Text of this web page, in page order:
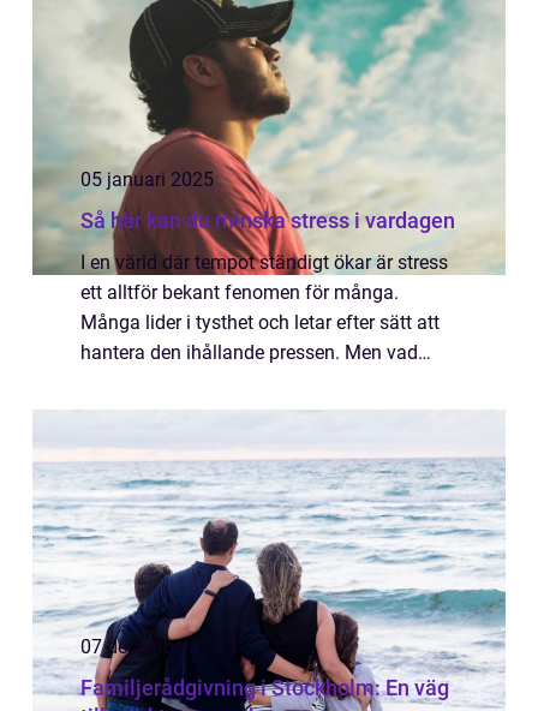
05 januari 2025
Så här kan du minska stress i vardagen
I en värld där tempot ständigt ökar är stress
ett alltför bekant fenomen för många.
Många lider i tysthet och letar efter sätt att
hantera den ihållande pressen. Men vad
07 december 2024
Familjerådgivning i Stockholm: En väg